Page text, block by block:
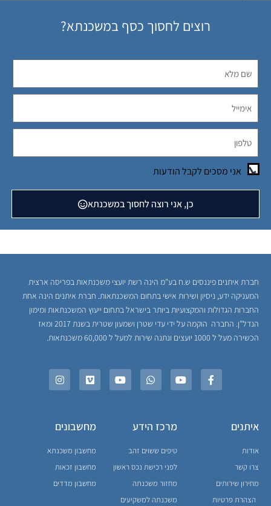
רוצים לחסוך כסף במשכנתא?
אני מסכים לקבל הודעות
כן, אני רוצה לחסוך במשכנתא
חברת איתנים פיננסים ש.ח בע"מ הינה רשת יועצי משכנתאות בפריסה ארצית
המעניקה ידע, ניסיון ושירות אישי בתחום המשכנתאות. חברת איתנים הינה אחת
החברות הגדולות והמקצועיות ביותר בישראל בתחום ייעוץ המשכנתאות ומימון
הנדל"ן. החברה הוקמה על ידי עדי שטרן ושמעון שטרית בשנת 2017 ומאז
הכשירה מעל ל 1000 יועצים ונתנה שירות למעל ל 60,000 משכנתאות.
איתנים
אודות
צרו קשר
מחירון שירותים
הצהרת פרטיות
מרכז הידע
טיפים ששוים זהב
לפני רכישת נכס ראשון
מחזור משכנתה
משכנתה למשקיעים
מחשבונים
מחשבון משכנתא
מחשבון זכאות
מחשבון מדדים